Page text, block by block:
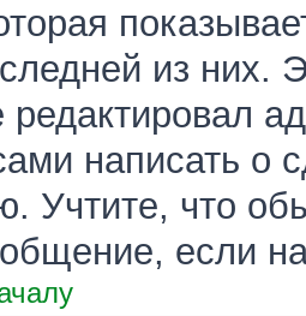
из них.
написать о
Учтите, что
если